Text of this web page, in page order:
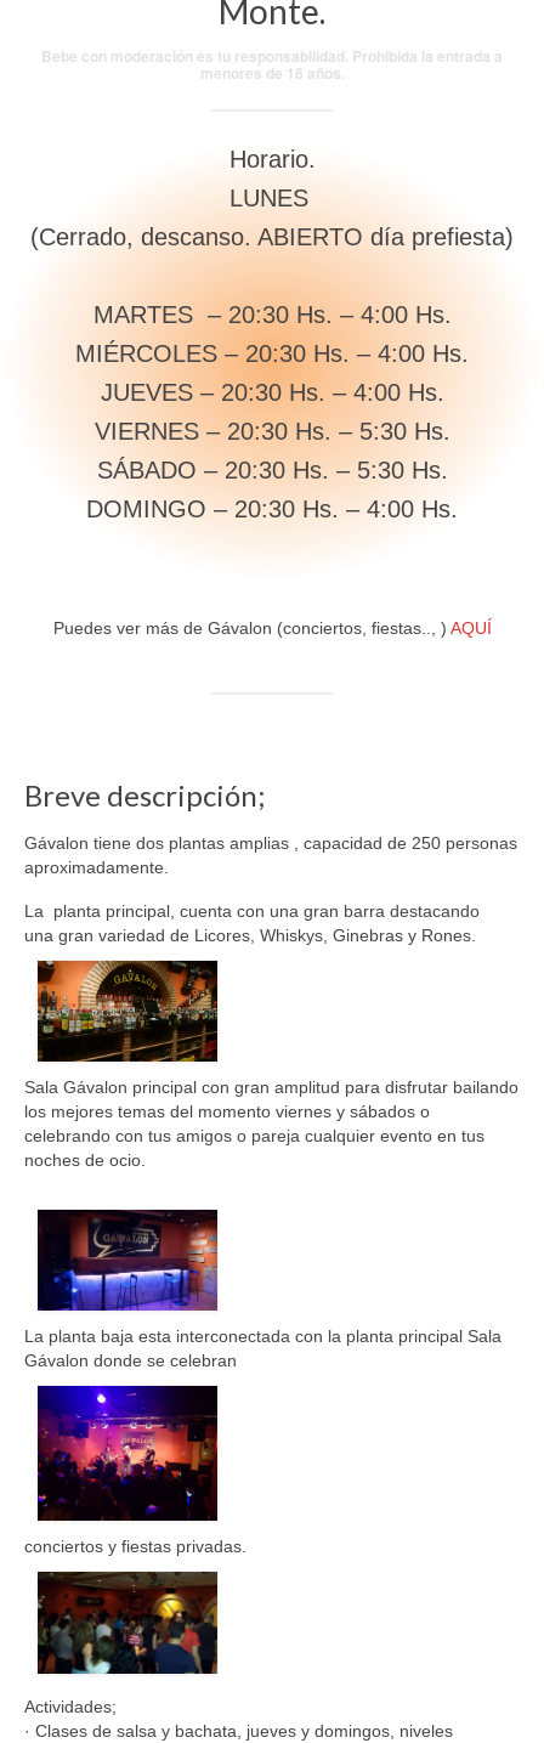
Monte.
Bebe con moderación es tu responsabilidad. Prohibida la entrada a
menores de 18 años.
Horario.
LUNES
(Cerrado, descanso. ABIERTO día prefiesta)
MARTES – 20:30 Hs. – 4:00 Hs.
MIÉRCOLES – 20:30 Hs. – 4:00 Hs.
JUEVES – 20:30 Hs. – 4:00 Hs.
VIERNES – 20:30 Hs. – 5:30 Hs.
SÁBADO – 20:30 Hs. – 5:30 Hs.
DOMINGO – 20:30 Hs. – 4:00 Hs.
Puedes ver más de Gávalon (conciertos, fiestas.., ) AQUÍ
Breve descripción;
Gávalon tiene dos plantas amplias , capacidad de 250 personas
aproximadamente.
La planta principal, cuenta con una gran barra destacando
una gran variedad de Licores, Whiskys, Ginebras y Rones.
Sala Gávalon principal con gran amplitud para disfrutar bailando
los mejores temas del momento viernes y sábados o
celebrando con tus amigos o pareja cualquier evento en tus
noches de ocio.
La planta baja esta interconectada con la planta principal Sala
Gávalon donde se celebran
conciertos y fiestas privadas.
Actividades;
· Clases de salsa y bachata, jueves y domingos, niveles